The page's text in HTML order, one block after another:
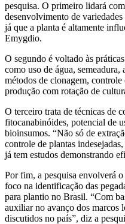
pesquisa. O primeiro lidará
desenvolvimento de variedades
já que a planta é altamente
Emygdio.
O segundo é voltado às
como uso de água,
métodos de clonagem, controle
produção com rotação de
O terceiro trata de técnicas de
fitocanabinóides, potencial de
bioinsumos. “Não só de
controle de plantas
já tem estudos demonstrando
Por fim, a pesquisa envolverá
foco na identificação das
para plantio no Brasil. “Com
auxiliar no avanço dos marcos
discutidos no país”, diz a